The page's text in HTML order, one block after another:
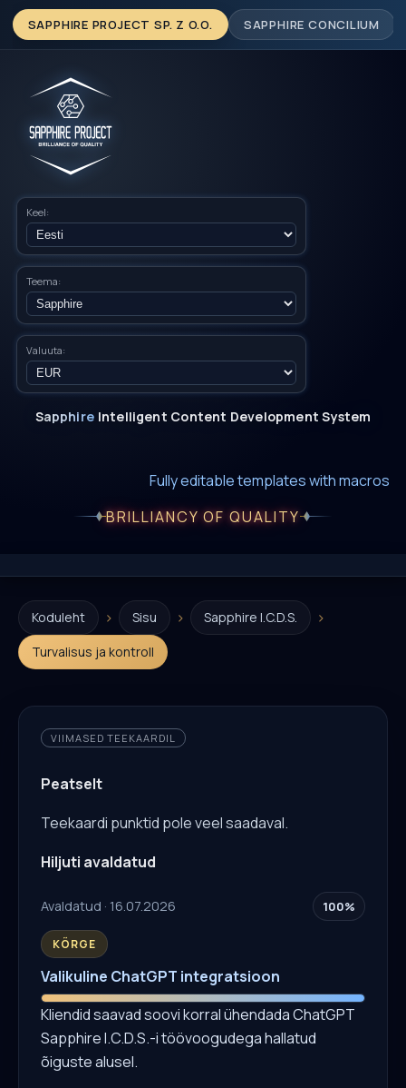
SAPPHIRE PROJECT SP. Z O.O. SAPPHIRE CONCILIUM
Keel:
Teema:
Valuuta:
Sapphire Intelligent Content Development System
Fully editable templates with macros
BRILLIANCY OF QUALITY
Koduleht › Sisu › Sapphire I.C.D.S. ›
Turvalisus ja kontroll
VIIMASED TEEKAARDIL
Peatselt
Teekaardi punktid pole veel saadaval.
Hiljuti avaldatud
Avaldatud · 16.07.2026 100%
KÕRGE
Valikuline ChatGPT integratsioon
Kliendid saavad soovi korral ühendada ChatGPT
Sapphire I.C.D.S.-i töövoogudega hallatud
õiguste alusel.